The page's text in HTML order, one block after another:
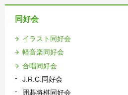
同好会
イラスト同好会
軽音楽同好会
合唱同好会
J.R.C.同好会
囲碁将棋同好会